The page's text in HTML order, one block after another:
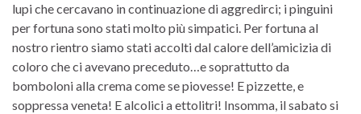
lupi che cercavano in continuazione di aggredirci; i pinguini
per fortuna sono stati molto più simpatici. Per fortuna al
nostro rientro siamo stati accolti dal calore dell’amicizia di
coloro che ci avevano preceduto…e soprattutto da
bomboloni alla crema come se piovesse! E pizzette, e
soppressa veneta! E alcolici a ettolitri! Insomma, il sabato si